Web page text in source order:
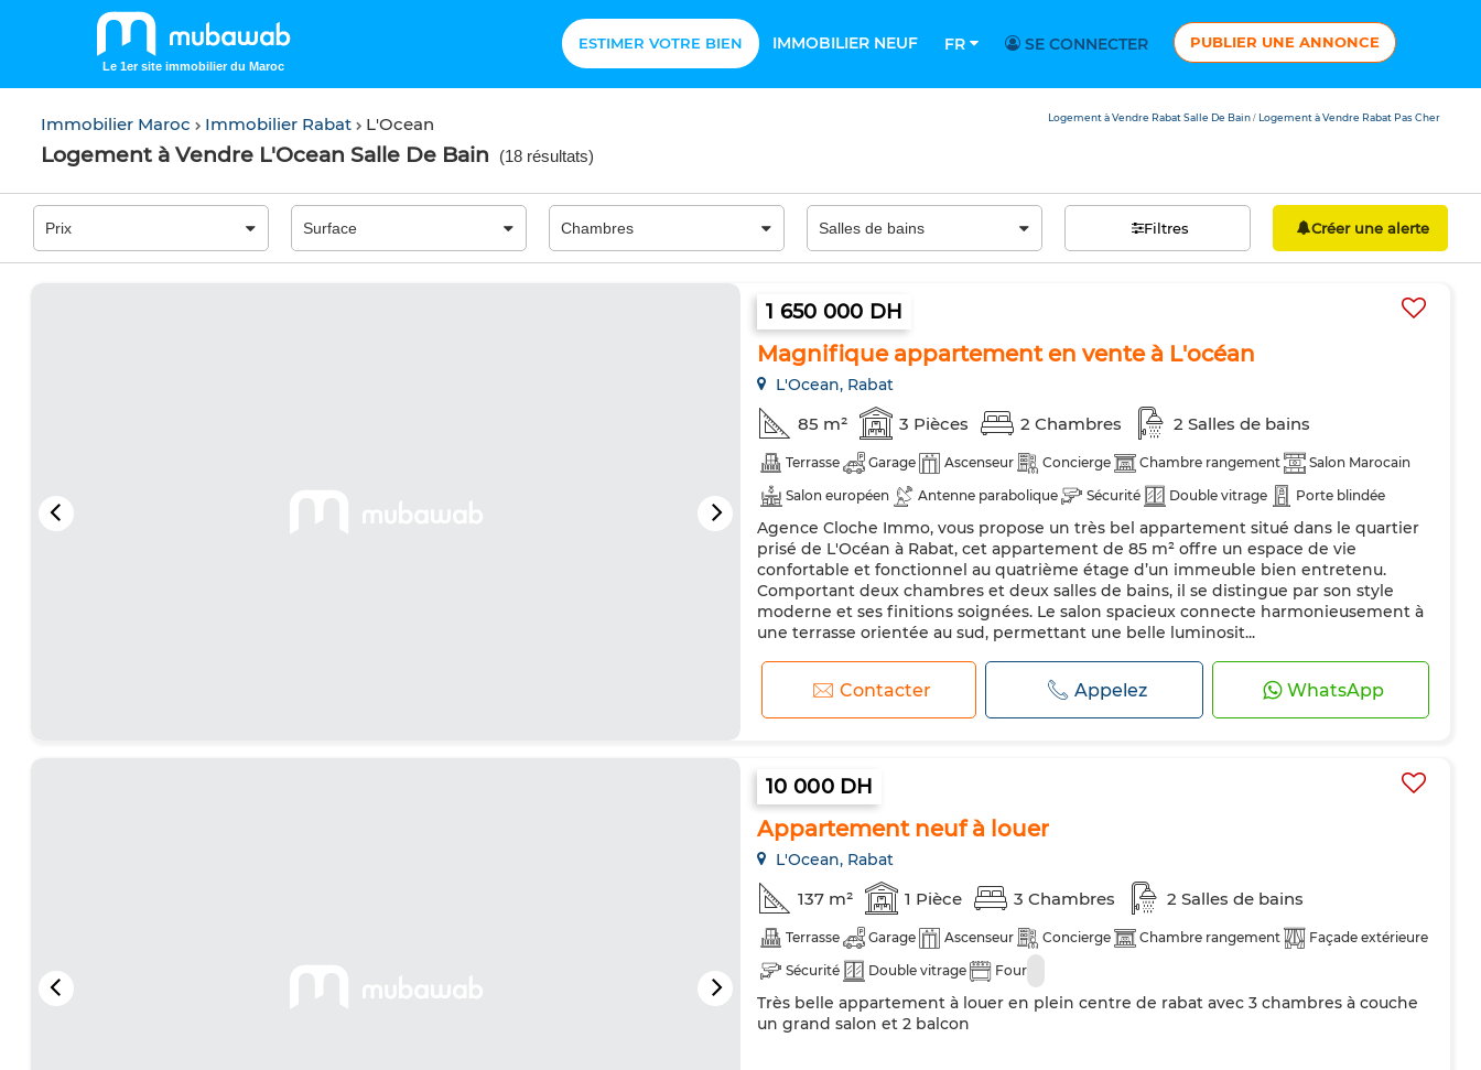
Le 1er site immobilier du Maroc
ESTIMER VOTRE BIEN IMMOBILIER NEUF FR SE CONNECTER PUBLIER UNE ANNONCE
Immobilier Maroc Immobilier Rabat L'Ocean
Logement à Vendre L'Ocean Salle De Bain (18 résultats)
Logement à Vendre Rabat Salle De Bain / Logement à Vendre Rabat Pas Cher
Filtres Créer une alerte
1 650 000 DH
Magnifique appartement en vente à L'océan
L'Ocean, Rabat
85 m² 3 Pièces 2 Chambres 2 Salles de bains
Terrasse Garage Ascenseur Concierge Chambre rangement
Salon Marocain
Salon européen
Antenne parabolique Sécurité Double vitrage
Porte blindée
Four
Agence Cloche Immo, vous propose un très bel appartement situé dans le quartier
prisé de L'Océan à Rabat, cet appartement de 85 m² offre un espace de vie
confortable et fonctionnel au quatrième étage d’un immeuble bien entretenu.
Comportant deux chambres et deux salles de bains, il se distingue par son style
moderne et ses finitions soignées. Le salon spacieux connecte harmonieusement à
une terrasse orientée au sud, permettant une belle luminosit...
Contacter Appelez WhatsApp
10 000 DH
Appartement neuf à louer
L'Ocean, Rabat
137 m² 1 Pièce 3 Chambres 2 Salles de bains
Terrasse Garage Ascenseur Concierge Chambre rangement
Façade extérieure
Sécurité
Double vitrage Four
Très belle appartement à louer en plein centre de rabat avec 3 chambres à couche
un grand salon et 2 balcon